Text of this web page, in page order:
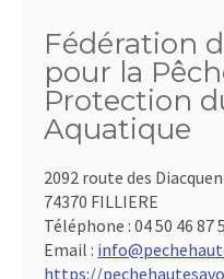
Fédération
pour la
Protection
Aquatique
2092 route des
74370 FILLIERE
Téléphone : 04 50 46 87
Email :
https://